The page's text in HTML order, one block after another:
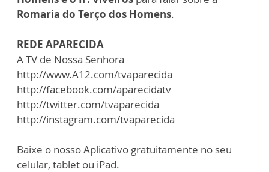
Romaria do Terço dos Homens.
REDE APARECIDA
A TV de Nossa Senhora
http://www.A12.com/tvaparecida
http://facebook.com/aparecidatv
http://twitter.com/tvaparecida
http://instagram.com/tvaparecida
Baixe o nosso Aplicativo gratuitamente no seu
celular, tablet ou iPad.